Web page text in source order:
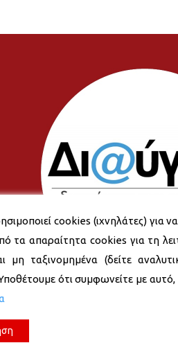
cookies (ιχνηλάτες) για
τα απαραίτητα cookies για τη
μη ταξινομημένα (δείτε
ότι συμφωνείτε με αυτό,